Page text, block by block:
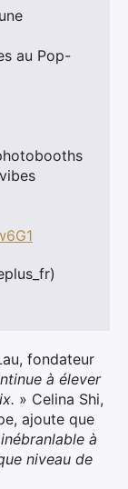
au Pop-
fondateur
à élever
» Celina Shi,
ajoute que
à
niveau de